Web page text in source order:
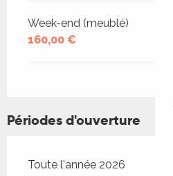
Week-end (meublé)
160,00 €
Périodes d'ouverture
Toute l'année 2026